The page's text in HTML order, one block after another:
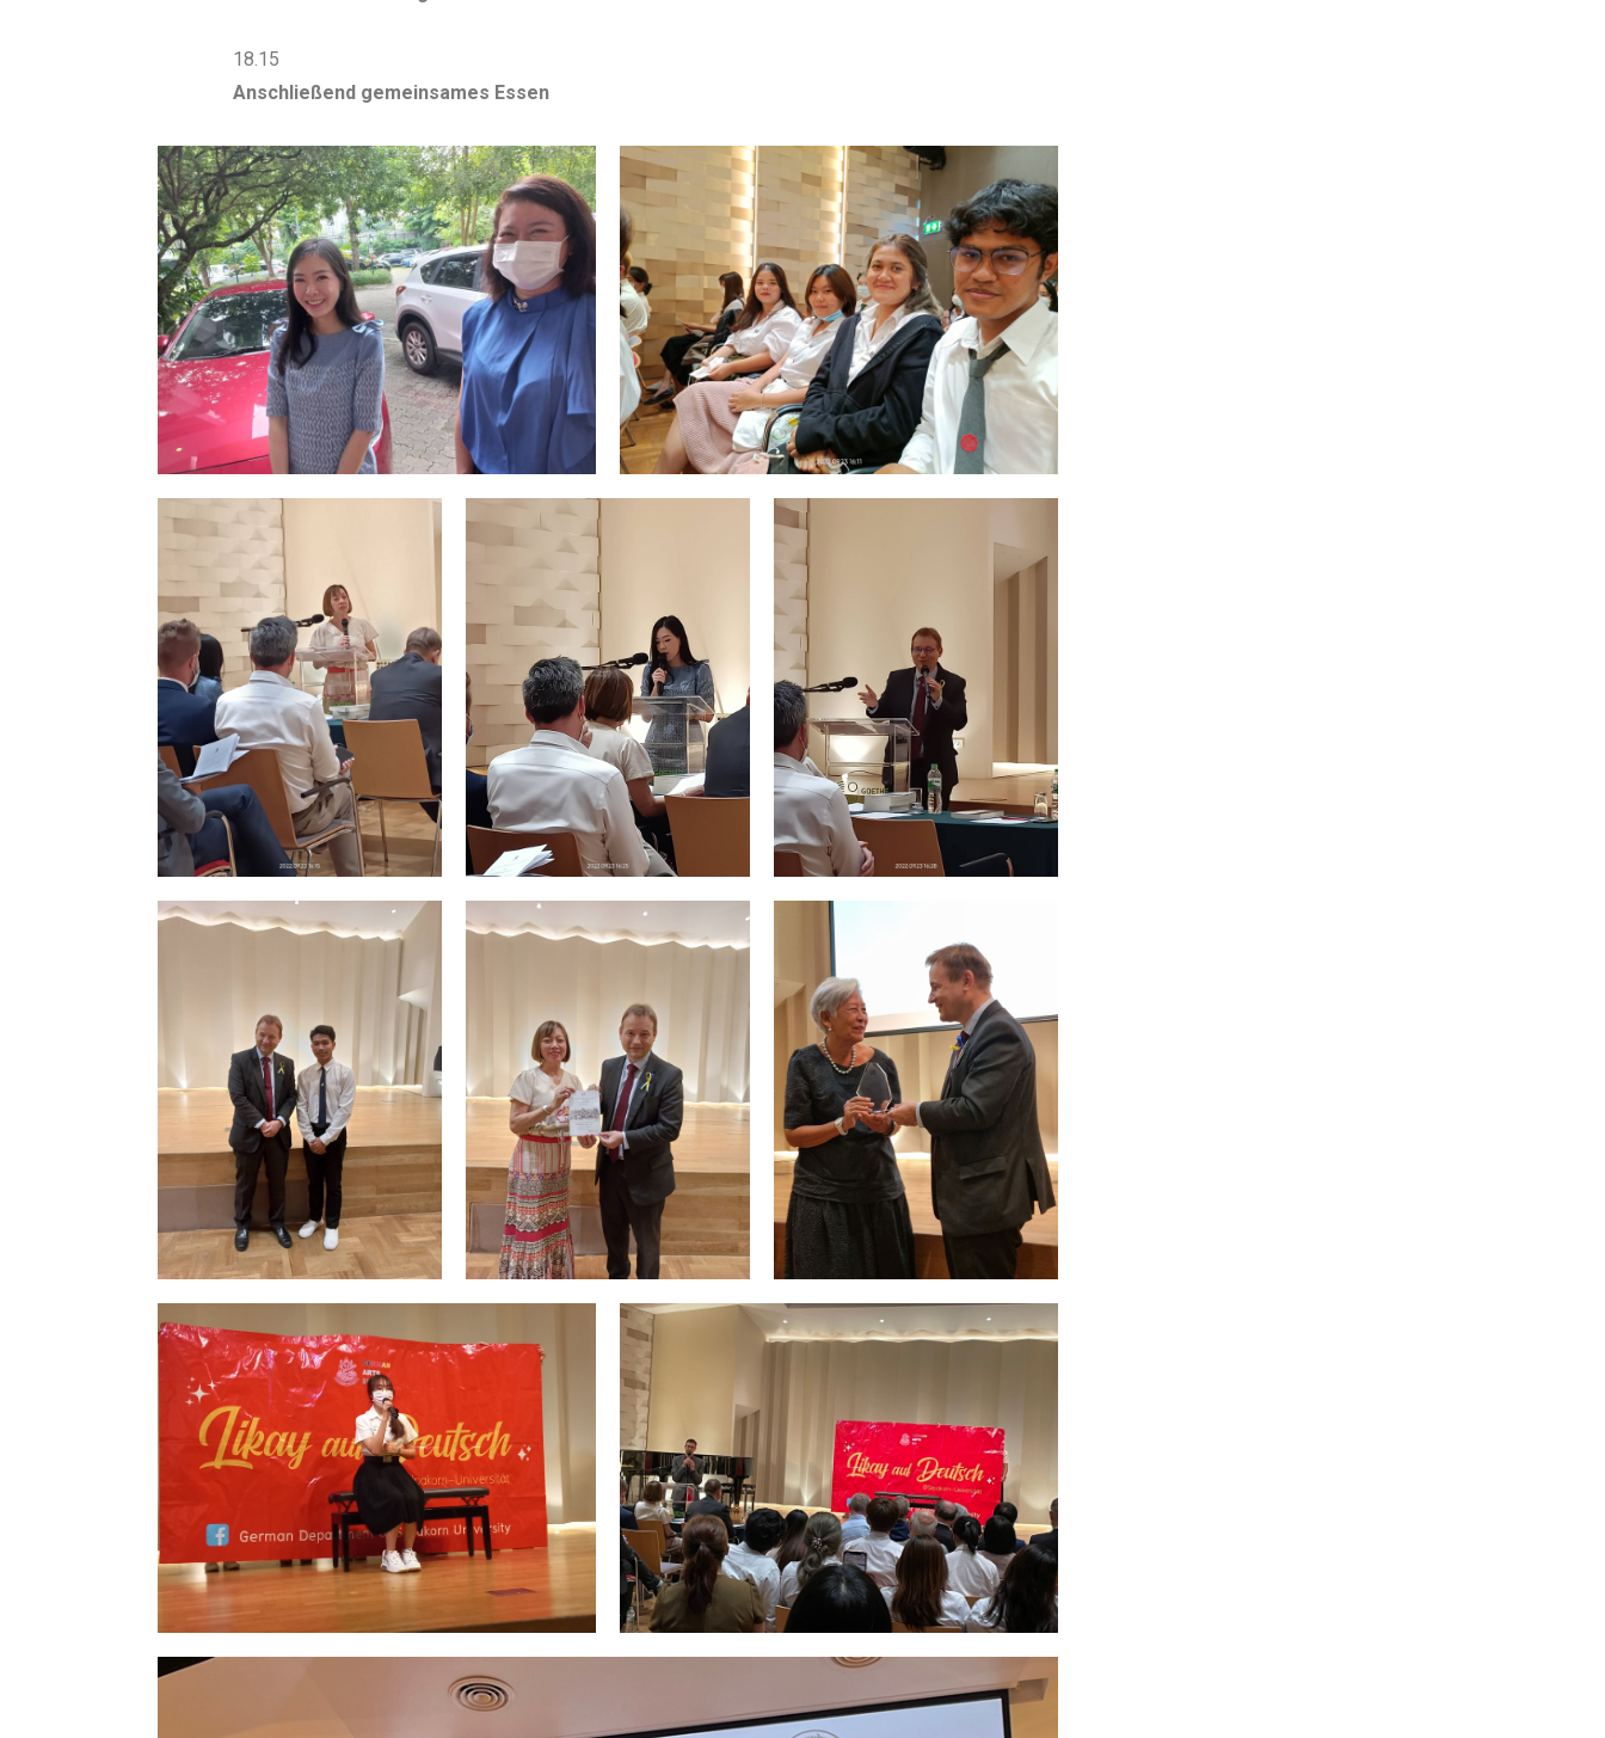
18.15
Anschließend gemeinsames Essen